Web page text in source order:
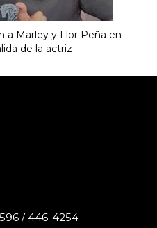
a Marley y Flor Peña en
de la actriz
/ 446-4254